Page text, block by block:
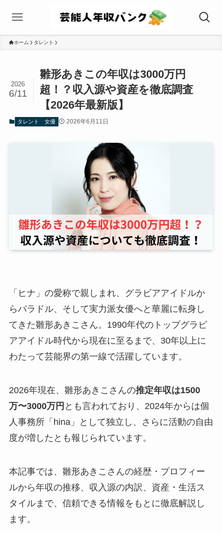
ホーム タレント
雛形あきこの年収は3000万円
超！？収入源や資産を徹底調査
【2026年最新版】
2026
6/11
タレント 女優 2026年6月11日
「ヒナ」の愛称で親しまれ、グラビアアイドルか
らバラドル、そして実力派女優へと華麗に転身し
てきた雛形あきこさん。1990年代のトップグラビ
アアイドル時代から現在に至るまで、30年以上に
わたって芸能界の第一線で活躍しています。
2026年現在、雛形あきこさんの推定年収は1500
万〜3000万円 とも言われており、2024年からは個
人事務所「hina」として独立し、さらに活動の自由
度が増したとも報じられています。
本記事では、雛形あきこさんの経歴・プロフィー
ルから年収の推移、収入源の内訳、資産・生活ス
タイルまで、信頼できる情報をもとに徹底解説し
ます。